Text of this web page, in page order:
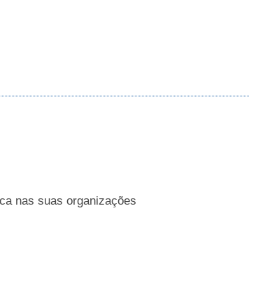
nas suas organizações